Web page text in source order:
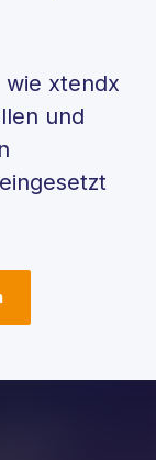
wie xtendx
und